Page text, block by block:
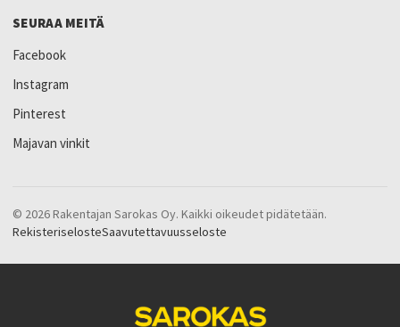
SEURAA MEITÄ
Facebook
Instagram
Pinterest
Majavan vinkit
© 2026 Rakentajan Sarokas Oy. Kaikki oikeudet pidätetään.
RekisteriselosteSaavutettavuusseloste